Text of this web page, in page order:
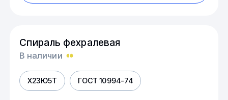
Спираль фехралевая
В наличии
Х23Ю5Т ГОСТ 10994-74